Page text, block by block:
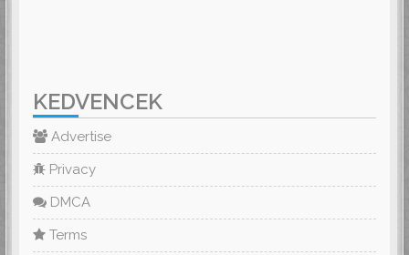
KEDVENCEK
Advertise
Privacy
DMCA
Terms